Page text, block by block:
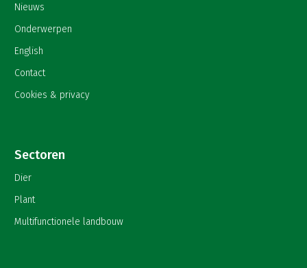
Nieuws
Onderwerpen
English
Contact
Cookies & privacy
Sectoren
Dier
Plant
Multifunctionele landbouw